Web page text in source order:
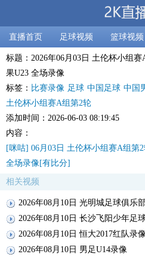
直播首页 足球视频 篮球视频
标题：2026年06月03日 土伦杯小组
果U23 全场录像
标签： 比赛录像 足球 中国足球 中国
土伦杯小组赛A组第2轮
添加时间：2026-06-03 08:19:45
内容：
[咪咕] 06月03日 土伦杯小组赛A组第
全场录像[有比分]
相关视频
2026年08月10日 光明城足球俱乐
2026年08月10日 长沙飞阳少年足
2026年08月10日 恒大2017红队录像
2026年08月10日 男足U14录像